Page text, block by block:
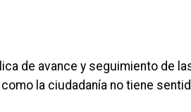
de avance y seguimiento de
la ciudadanía no tiene